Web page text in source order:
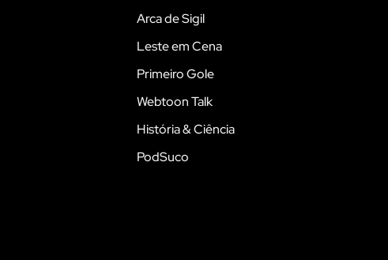
Arca de Sigil
Leste em Cena
Primeiro Gole
Webtoon Talk
História & Ciência
PodSuco